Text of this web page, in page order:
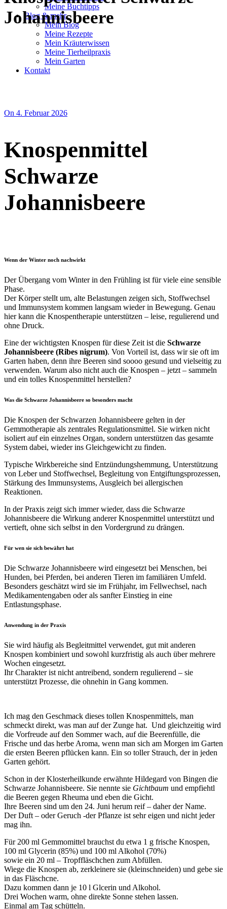
Meine Buchtipps
Blog & mehr
Mein Blog
Meine Rezepte
Mein Kräuterwissen
Meine Tierheilpraxis
Mein Garten
Kontakt
Johannisbeere
On 4. Februar 2026
Knospenmittel
Schwarze
Johannisbeere
Wenn der Winter noch nachwirkt
Der Übergang vom Winter in den Frühling ist für viele eine sensible
Phase.
Der Körper stellt um, alte Belastungen zeigen sich, Stoffwechsel
und Immunsystem kommen langsam wieder in Bewegung. Genau
hier kann die Knospentherapie unterstützen – leise, regulierend und
ohne Druck.
Eine der wichtigsten Knospen für diese Zeit ist die Schwarze
Johannisbeere (Ribes nigrum). Von Vorteil ist, dass wir sie oft im
Garten haben, denn ihre Beeren sind soooo gesund und vielseitig zu
verwenden. Warum also nicht auch die Knospen – jetzt – sammeln
und ein tolles Knospenmittel herstellen?
Was die Schwarze Johannisbeere so besonders macht
Die Knospen der Schwarzen Johannisbeere gelten in der
Gemmotherapie als zentrales Regulationsmittel. Sie wirken nicht
isoliert auf ein einzelnes Organ, sondern unterstützen das gesamte
System dabei, wieder ins Gleichgewicht zu finden.
Typische Wirkbereiche sind Entzündungshemmung, Unterstützung
von Leber und Stoffwechsel, Begleitung von Entgiftungsprozessen,
Stärkung des Immunsystems, Ausgleich bei allergischen
Reaktionen.
In der Praxis zeigt sich immer wieder, dass die Schwarze
Johannisbeere die Wirkung anderer Knospenmittel unterstützt und
vertieft, ohne sich selbst in den Vordergrund zu drängen.
Für wen sie sich bewährt hat
Die Schwarze Johannisbeere wird eingesetzt bei Menschen, bei
Hunden, bei Pferden, bei anderen Tieren im familiären Umfeld.
Besonders geschätzt wird sie im Frühjahr, im Fellwechsel, nach
Medikamentengaben oder als sanfter Einstieg in eine
Entlastungsphase.
Anwendung in der Praxis
Sie wird häufig als Begleitmittel verwendet, gut mit anderen
Knospen kombiniert und sowohl kurzfristig als auch über mehrere
Wochen eingesetzt.
Ihr Charakter ist nicht antreibend, sondern regulierend – sie
unterstützt Prozesse, die ohnehin in Gang kommen.
Ich mag den Geschmack dieses tollen Knospenmittels, man
schmeckt direkt, was man auf der Zunge hat. Und gleichzeitig wird
die Vorfreude auf den Sommer wach, auf die Beerenfülle, die
Frische und das herbe Aroma, wenn man sich am Morgen im Garten
die ersten Beeren pflücken kann. Ein so toller Strauch, der in jeden
Garten gehört.
Schon in der Klosterheilkunde erwähnte Hildegard von Bingen die
Schwarze Johannisbeere. Sie nennte sie Gichtbaum und empfiehtl
die Beeren gegen Rheuma und eben die Gicht.
Ihre Beeren sind um den 24. Juni herum reif – daher der Name.
Der Duft – oder Geruch -der Pflanze ist sehr eigen und nicht jeder
mag ihn.
Für 200 ml Gemmomittel brauchst du etwa 1 g frische Knospen,
100 ml Glycerin (85%) und 100 ml Alkohol (70%)
sowie ein 20 ml – Tropffläschchen zum Abfüllen.
Wiege die Knospen ab, zerkleinere sie (kleinschneiden) und gebe sie
in das Fläschcne.
Dazu kommen dann je 10 l Glcerin und Alkohol.
Drei Wochen warm, ohne direkte Sonne stehen lassen.
Einmal am Tag schütteln.